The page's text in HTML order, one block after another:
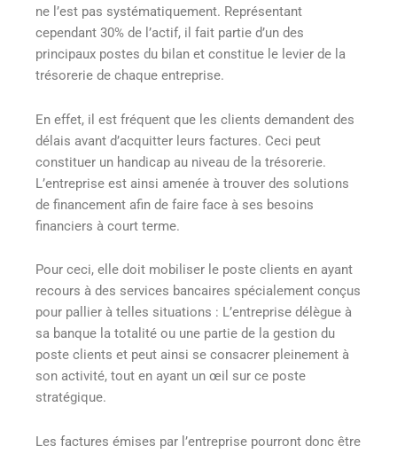
ne l’est pas systématiquement. Représentant
cependant 30% de l’actif, il fait partie d’un des
principaux postes du bilan et constitue le levier de la
trésorerie de chaque entreprise.
En effet, il est fréquent que les clients demandent des
délais avant d’acquitter leurs factures. Ceci peut
constituer un handicap au niveau de la trésorerie.
L’entreprise est ainsi amenée à trouver des solutions
de financement afin de faire face à ses besoins
financiers à court terme.
Pour ceci, elle doit mobiliser le poste clients en ayant
recours à des services bancaires spécialement conçus
pour pallier à telles situations : L’entreprise délègue à
sa banque la totalité ou une partie de la gestion du
poste clients et peut ainsi se consacrer pleinement à
son activité, tout en ayant un œil sur ce poste
stratégique.
Les factures émises par l’entreprise pourront donc être